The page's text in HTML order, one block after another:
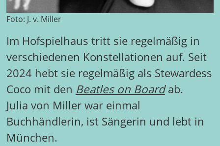
Foto: J. v. Miller
Im Hofspielhaus tritt sie regelmäßig in
verschiedenen Konstellationen auf. Seit
2024 hebt sie regelmäßig als Stewardess
Coco mit den Beatles on Boardab.
Julia von Miller war einmal
Buchhändlerin, ist Sängerin und lebt in
München.